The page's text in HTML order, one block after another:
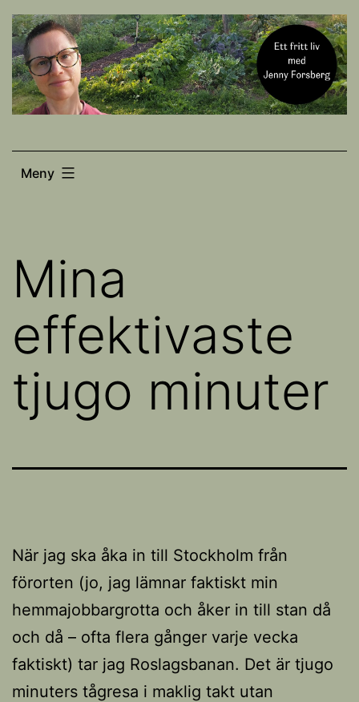
Hoppa
till
innehåll
Meny
Mina
effektivaste
tjugo minuter
När jag ska åka in till Stockholm från
förorten (jo, jag lämnar faktiskt min
hemmajobbargrotta och åker in till stan då
och då – ofta flera gånger varje vecka
faktiskt) tar jag Roslagsbanan. Det är tjugo
minuters tågresa i maklig takt utan